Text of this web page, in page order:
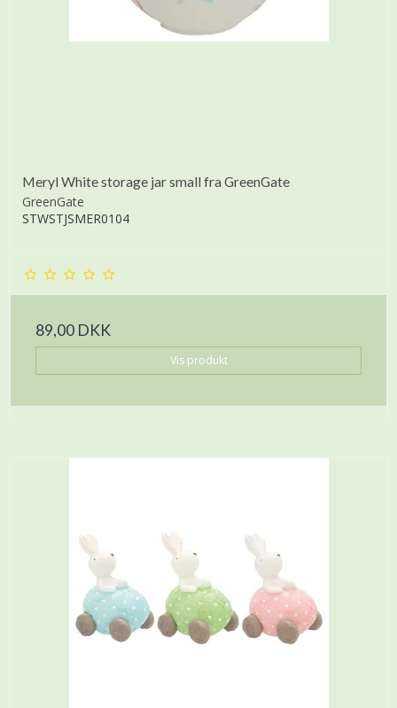
Meryl White storage jar small fra GreenGate
GreenGate
STWSTJSMER0104
89,00 DKK
Vis produkt